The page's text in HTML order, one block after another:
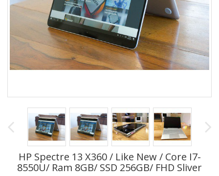
HP Spectre 13 X360 / Like New / Core I7-
8550U/ Ram 8GB/ SSD 256GB/ FHD Sliver